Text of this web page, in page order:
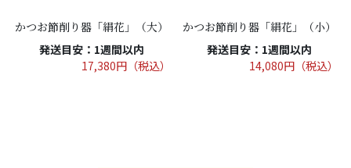
かつお節削り器「絹花」（大）
発送目安：1週間以内
17,380円（税込）
かつお節削り器「絹花」（小）
発送目安：1週間以内
14,080円（税込）